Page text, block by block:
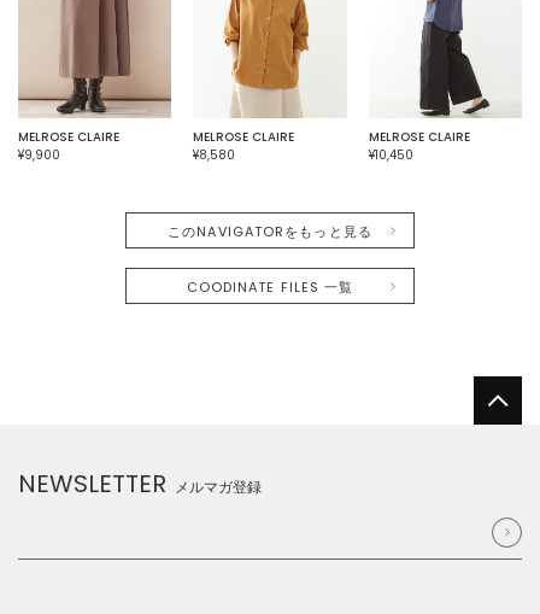
MELROSE CLAIRE
¥9,900
MELROSE CLAIRE
¥8,580
MELROSE CLAIRE
¥10,450
このNAVIGATORをもっと見る
COODINATE FILES 一覧
NEWSLETTER メルマガ登録